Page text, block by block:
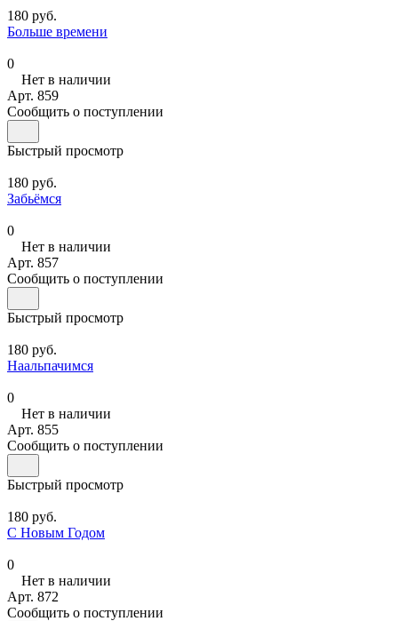
180 руб.
Больше времени
0
Нет в наличии
Арт. 859
Сообщить о поступлении
Быстрый просмотр
180 руб.
Забьёмся
0
Нет в наличии
Арт. 857
Сообщить о поступлении
Быстрый просмотр
180 руб.
Наальпачимся
0
Нет в наличии
Арт. 855
Сообщить о поступлении
Быстрый просмотр
180 руб.
С Новым Годом
0
Нет в наличии
Арт. 872
Сообщить о поступлении